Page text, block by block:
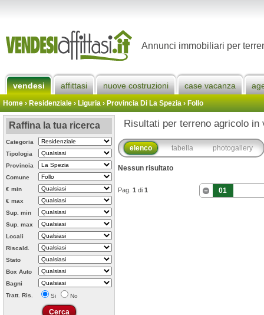
Annunci immobiliari per
vendesi affittasi nuove costruzioni case vacanza
Home› Residenziale › Liguria ›Provincia Di La Spezia›Follo
Raffina la tua ricerca
Categoria
Tipologia
Provincia
Comune
€ min
€ max
Sup. min
Sup. max
Locali
Riscald.
Stato
Box Auto
Bagni
Tratt. Ris.
Si No
Risultati per terreno agricolo in
elenco tabella photogallery
Nessun risultato
Pag. 1 di 1 01